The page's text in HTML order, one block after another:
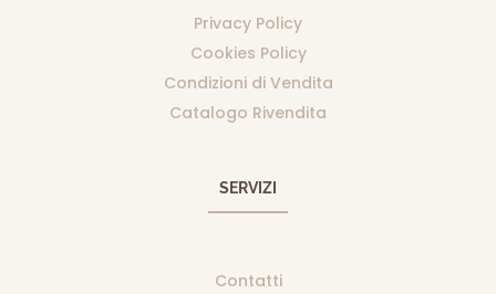
Privacy Policy
Cookies Policy
Condizioni di Vendita
Catalogo Rivendita
SERVIZI
Contatti